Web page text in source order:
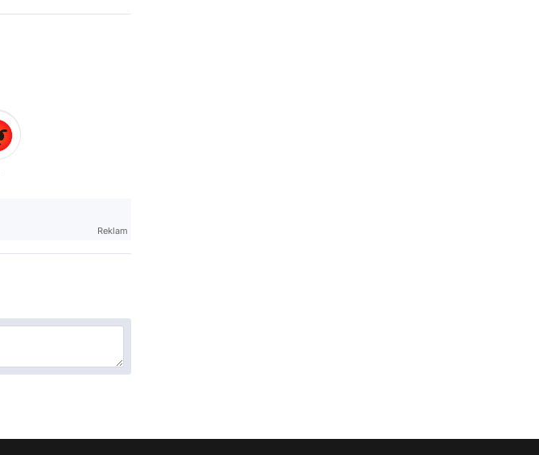
Reklam